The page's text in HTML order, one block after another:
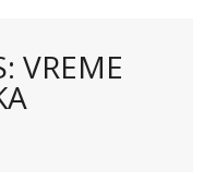
VREME